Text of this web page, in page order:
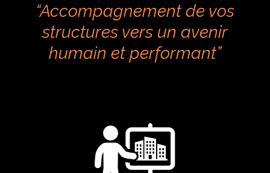
“Accompagnement de vos
structures vers un avenir
humain et performant”